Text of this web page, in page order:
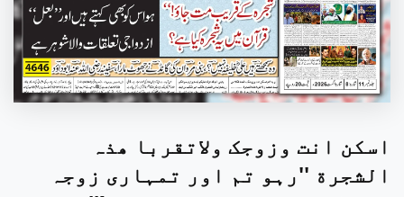
اسکن انت وزوجک ولاتقربا ھذہ
الشجرة ''رہو تم اور تمہاری زوجہ